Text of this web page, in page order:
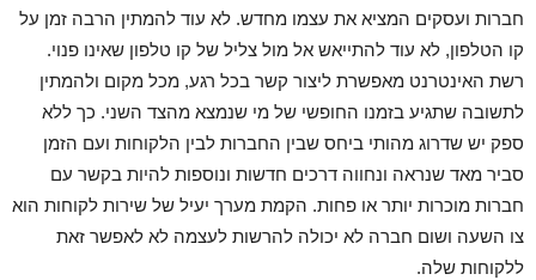
חברות ועסקים המציא את עצמו מחדש. לא עוד להמתין הרבה זמן על
קו הטלפון, לא עוד להתייאש אל מול צליל של קו טלפון שאינו פנוי.
רשת האינטרנט מאפשרת ליצור קשר בכל רגע, מכל מקום ולהמתין
לתשובה שתגיע בזמנו החופשי של מי שנמצא מהצד השני. כך ללא
ספק יש שדרוג מהותי ביחס שבין החברות לבין הלקוחות ועם הזמן
סביר מאד שנראה ונחווה דרכים חדשות ונוספות להיות בקשר עם
חברות מוכרות יותר או פחות. הקמת מערך יעיל של שירות לקוחות הוא
צו השעה ושום חברה לא יכולה להרשות לעצמה לא לאפשר זאת
ללקוחות שלה.